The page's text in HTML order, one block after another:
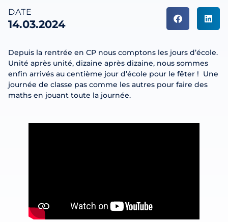
DATE
14.03.2024
Depuis la rentrée en CP nous comptons les jours d’école.
Unité après unité, dizaine après dizaine, nous sommes
enfin arrivés au centième jour d’école pour le fêter ! Une
journée de classe pas comme les autres pour faire des
maths en jouant toute la journée.